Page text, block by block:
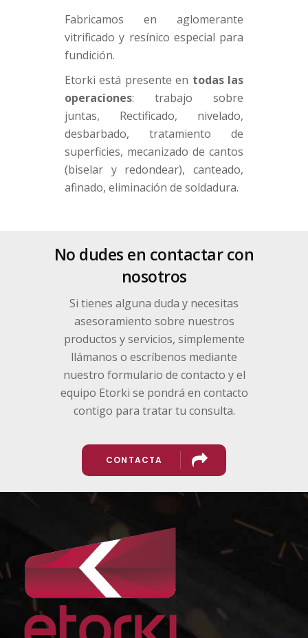
Fabricamos en aglomerante
vitrificado y resínico especial para
fundición.
Etorki está presente en todas las
operaciones: trabajo sobre
juntas, Rectificado, nivelado,
desbarbado, tratamiento de
superficies, mecanizado de cantos
(biselar y redondear), canteado,
afinado, eliminación de soldadura.
No dudes en contactar con
nosotros
Si tienes alguna duda y necesitas
asesoramiento sobre nuestros
productos y servicios, simplemente
llámanos o escríbenos mediante
nuestro formulario de contacto y el
equipo Etorki se pondrá en contacto
contigo para tratar tu consulta.
CONTACTA